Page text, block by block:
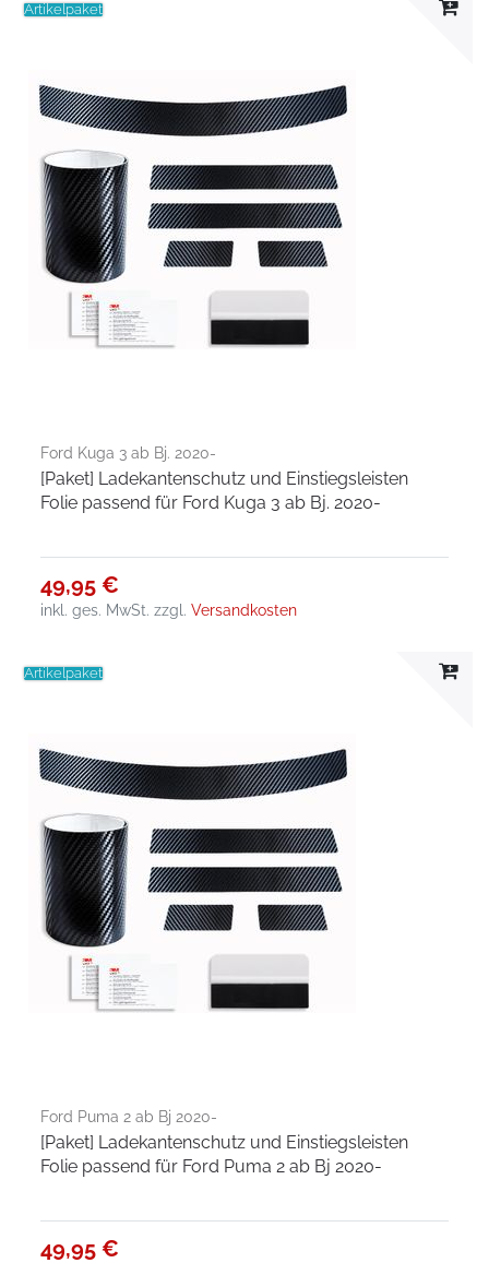
Artikelpaket
Ford Kuga 3 ab Bj. 2020-
[Paket] Ladekantenschutz und Einstiegsleisten
Folie passend für Ford Kuga 3 ab Bj. 2020-
49,95 €
inkl. ges. MwSt. zzgl.Versandkosten
Artikelpaket
Ford Puma 2 ab Bj 2020-
[Paket] Ladekantenschutz und Einstiegsleisten
Folie passend für Ford Puma 2 ab Bj 2020-
49,95 €